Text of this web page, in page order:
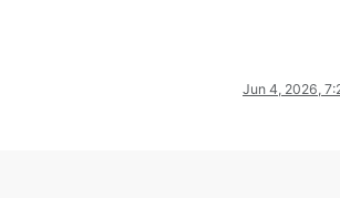
Jun 4, 2026,